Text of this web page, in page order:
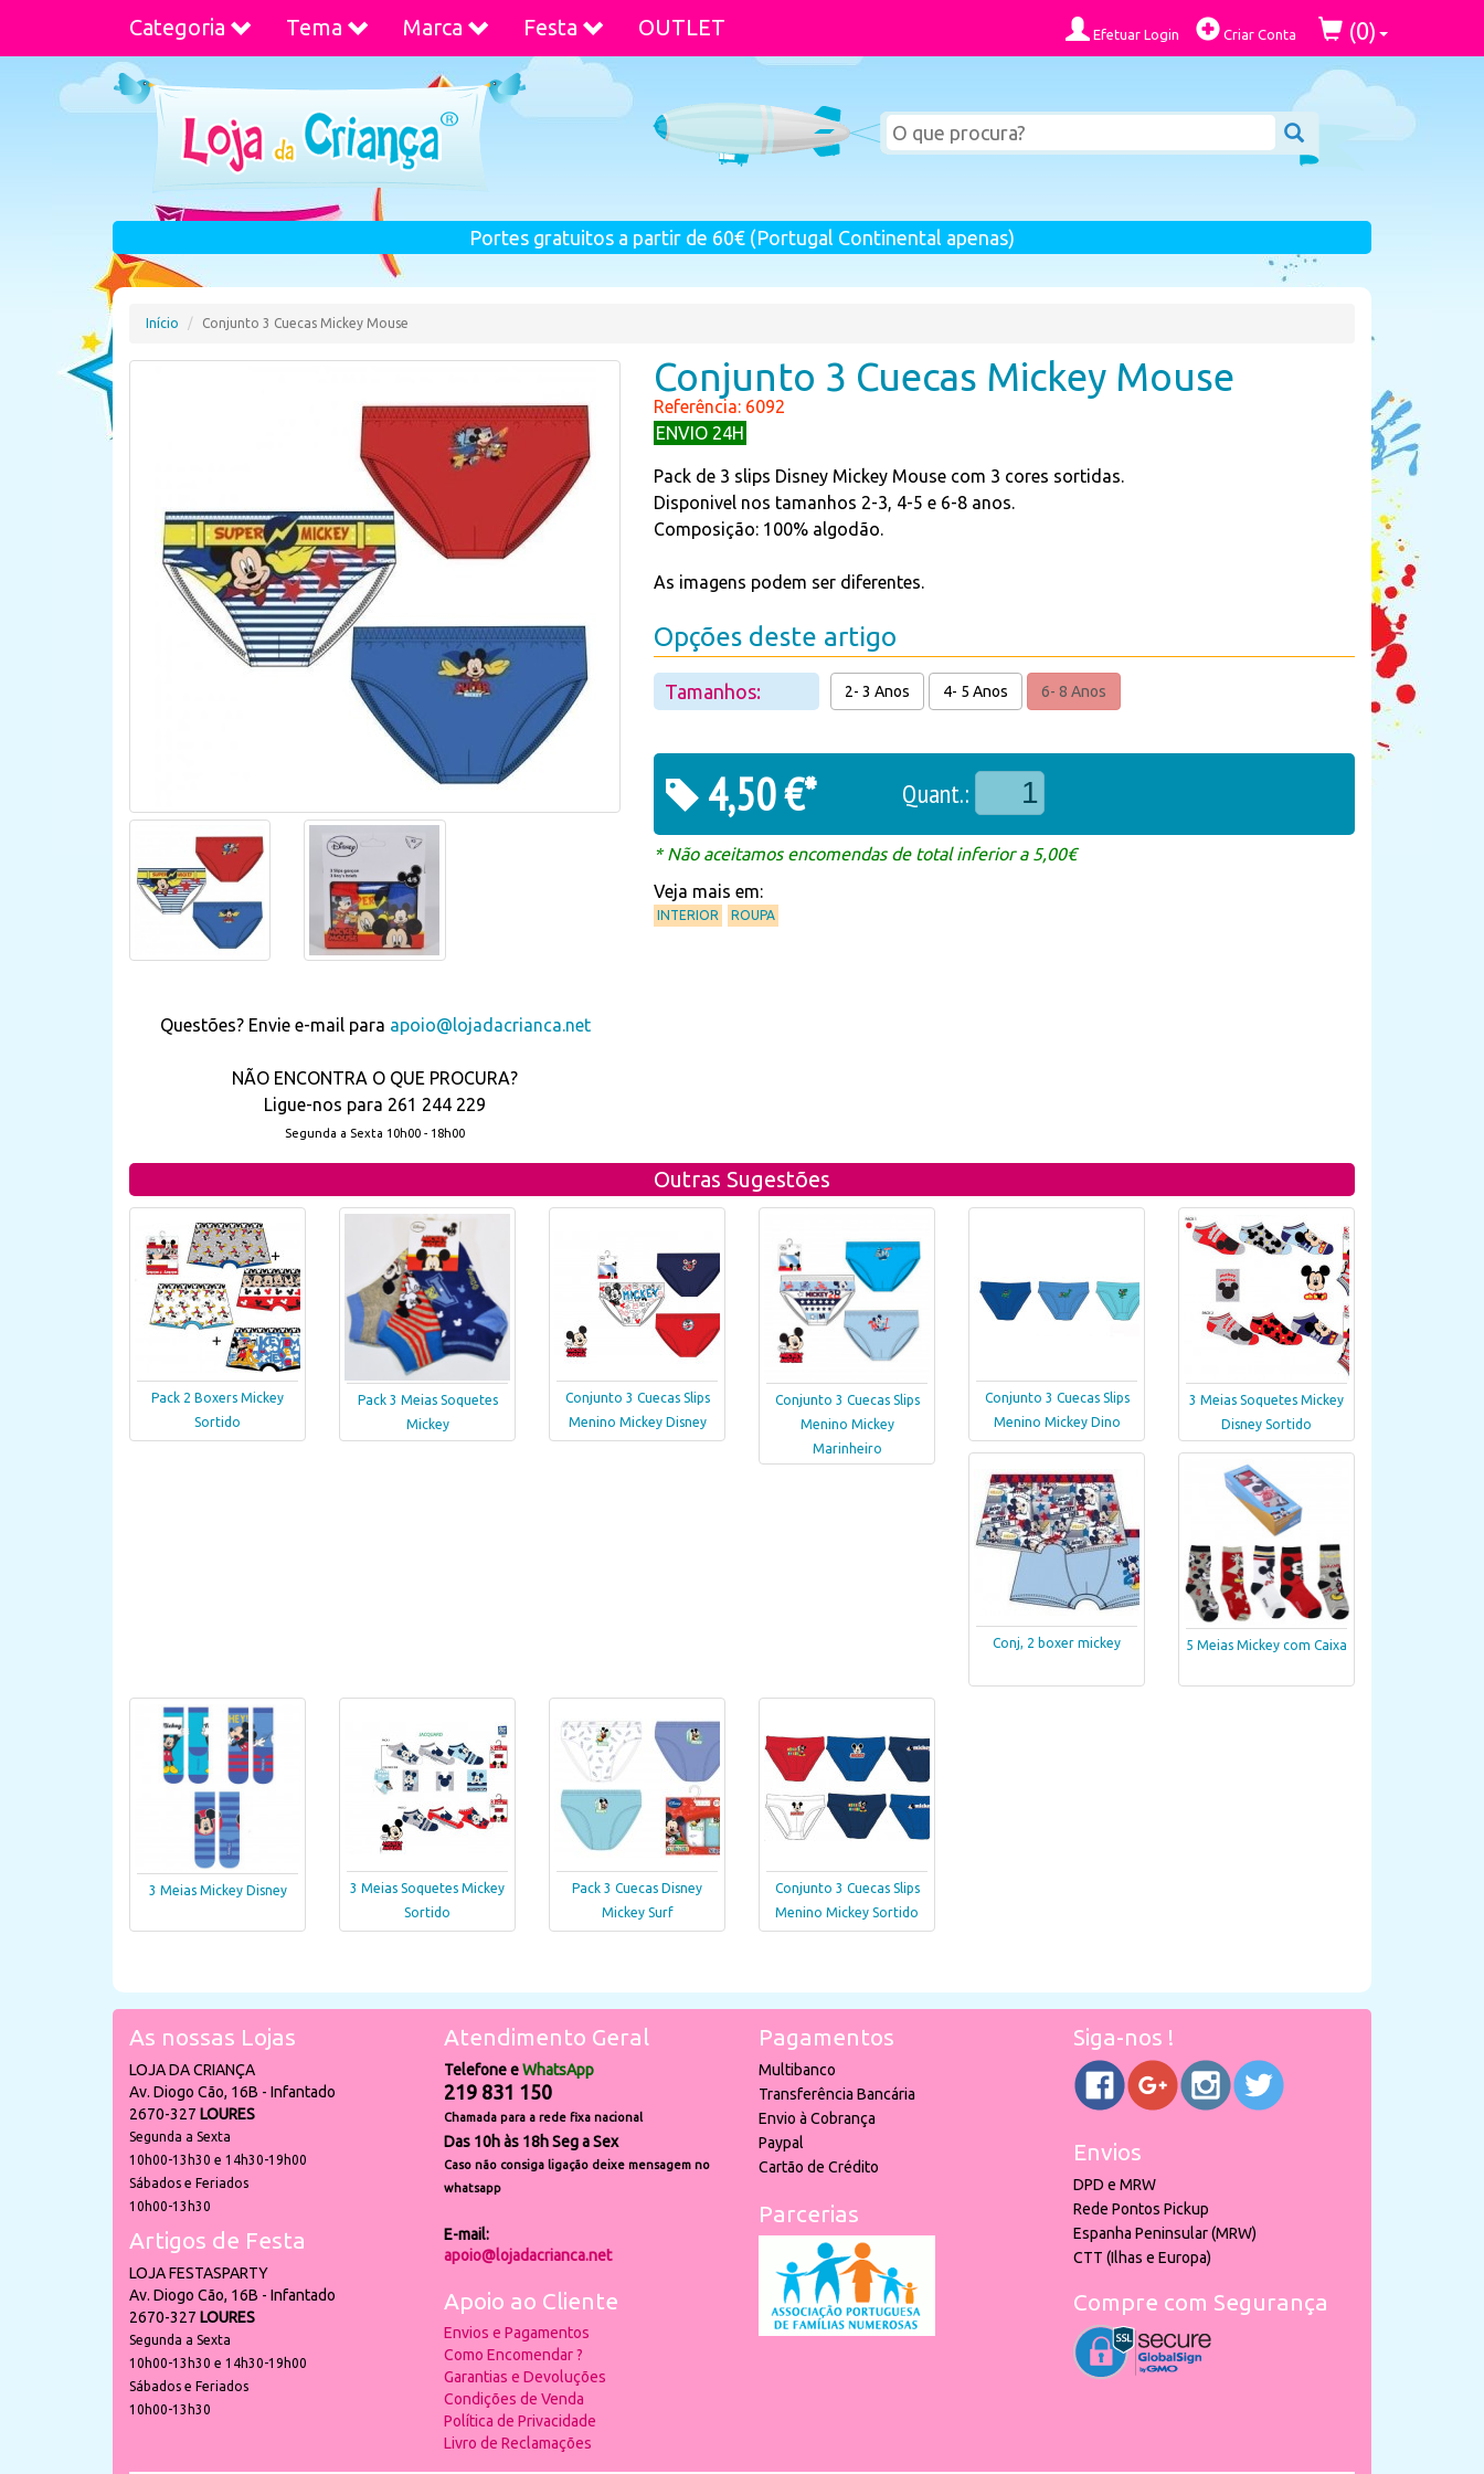
Categoria Tema Marca Festa OUTLET Efetuar Login Criar Conta (0)
Portes gratuitos a partir de 60€ (Portugal Continental apenas)
Início Conjunto 3 Cuecas Mickey Mouse
Questões? Envie e-mail para apoio@lojadacrianca.net
NÃO ENCONTRA O QUE PROCURA?
Ligue-nos para 261 244 229
Segunda a Sexta 10h00 - 18h00
Conjunto 3 Cuecas Mickey Mouse
Referência: 6092
ENVIO 24H
Pack de 3 slips Disney Mickey Mouse com 3 cores sortidas.
Disponivel nos tamanhos 2-3, 4-5 e 6-8 anos.
Composição: 100% algodão.
As imagens podem ser diferentes.
Opções deste artigo
Tamanhos: 2- 3 Anos 4- 5 Anos 6- 8 Anos
4,50 €* Quant.:
* Não aceitamos encomendas de total inferior a 5,00€
Veja mais em:
INTERIOR ROUPA
Outras Sugestões
Pack 2 Boxers Mickey
Sortido
Pack 3 Meias Soquetes
Mickey
Conjunto 3 Cuecas Slips
Menino Mickey Disney
Conjunto 3 Cuecas Slips
Menino Mickey
Marinheiro
Conjunto 3 Cuecas Slips
Menino Mickey Dino
3 Meias Soquetes Mickey
Disney Sortido
Conj, 2 boxer mickey 5 Meias Mickey com Caixa
3 Meias Mickey Disney
3 Meias Soquetes Mickey
Sortido
Pack 3 Cuecas Disney
Mickey Surf
Conjunto 3 Cuecas Slips
Menino Mickey Sortido
As nossas Lojas
LOJA DA CRIANÇA
Av. Diogo Cão, 16B - Infantado
2670-327 LOURES
Segunda a Sexta
10h00-13h30 e 14h30-19h00
Sábados e Feriados
10h00-13h30
Artigos de Festa
LOJA FESTASPARTY
Av. Diogo Cão, 16B - Infantado
2670-327 LOURES
Segunda a Sexta
10h00-13h30 e 14h30-19h00
Sábados e Feriados
10h00-13h30
Atendimento Geral
Telefone eWhatsApp
219 831 150
Chamada para a rede fixa nacional
Das 10h às 18h Seg a Sex
Caso não consiga ligação deixe mensagem no
whatsapp
E-mail:
apoio@lojadacrianca.net
Apoio ao Cliente
Envios e Pagamentos
Como Encomendar ?
Garantias e Devoluções
Condições de Venda
Política de Privacidade
Livro de Reclamações
Pagamentos
Multibanco
Transferência Bancária
Envio à Cobrança
Paypal
Cartão de Crédito
Parcerias
Siga-nos !
Envios
DPD e MRW
Rede Pontos Pickup
Espanha Peninsular (MRW)
CTT (Ilhas e Europa)
Compre com Segurança